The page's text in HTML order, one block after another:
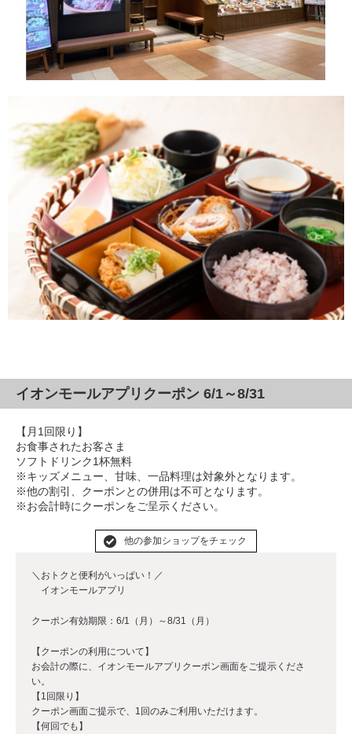
イオンモールアプリクーポン 6/1～8/31
【月1回限り】
お食事されたお客さま
ソフトドリンク1杯無料
※キッズメニュー、甘味、一品料理は対象外となります。
※他の割引、クーポンとの併用は不可となります。
※お会計時にクーポンをご呈示ください。
他の参加ショップをチェック
＼おトクと便利がいっぱい！／
イオンモールアプリ
クーポン有効期限：6/1（月）～8/31（月）
【クーポンの利用について】
お会計の際に、イオンモールアプリクーポン画面をご提示くださ
い。
【1回限り】
クーポン画面ご提示で、1回のみご利用いただけます。
【何回でも】